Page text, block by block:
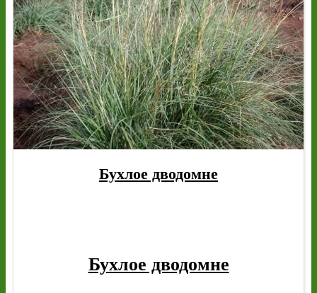
Бухлое дводомне
Бухлое дводомне